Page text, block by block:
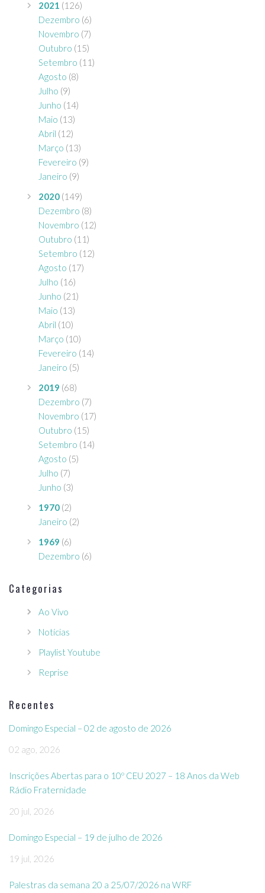
2021 (126)
Dezembro (6)
Novembro (7)
Outubro (15)
Setembro (11)
Agosto (8)
Julho (9)
Junho (14)
Maio (13)
Abril (12)
Março (13)
Fevereiro (9)
Janeiro (9)
2020 (149)
Dezembro (8)
Novembro (12)
Outubro (11)
Setembro (12)
Agosto (17)
Julho (16)
Junho (21)
Maio (13)
Abril (10)
Março (10)
Fevereiro (14)
Janeiro (5)
2019 (68)
Dezembro (7)
Novembro (17)
Outubro (15)
Setembro (14)
Agosto (5)
Julho (7)
Junho (3)
1970 (2)
Janeiro (2)
1969 (6)
Dezembro (6)
Categorias
Ao Vivo
Notícias
Playlist Youtube
Reprise
Recentes
Domingo Especial – 02 de agosto de 2026
02 ago, 2026
Inscrições Abertas para o 10º CEU 2027 – 18 Anos da Web
Rádio Fraternidade
20 jul, 2026
Domingo Especial – 19 de julho de 2026
19 jul, 2026
Palestras da semana 20 a 25/07/2026 na WRF